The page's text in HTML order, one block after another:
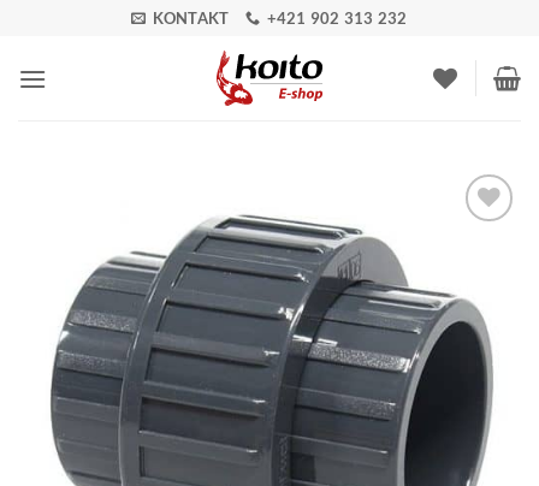
content
KONTAKT +421 902 313 232
obľúbených!